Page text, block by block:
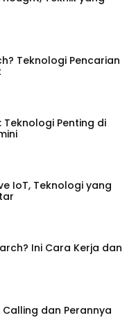
Teknologi Pencarian
Teknologi Penting di
IoT, Teknologi yang
Ini Cara Kerja dan
dan Perannya